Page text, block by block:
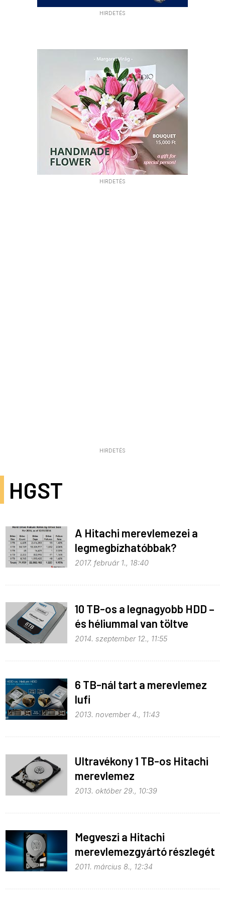
HIRDETÉS
HIRDETÉS
HIRDETÉS
HGST
A Hitachi merevlemezei a
legmegbízhatóbbak?
2017. február 1., 18:40
10 TB-os a legnagyobb HDD –
és héliummal van töltve
2014. szeptember 12., 11:55
6 TB-nál tart a merevlemez
lufi
2013. november 4., 11:43
Ultravékony 1 TB-os Hitachi
merevlemez
2013. október 29., 10:39
Megveszi a Hitachi
merevlemezgyártó részlegét
a Western Digital
2011. március 8., 12:34